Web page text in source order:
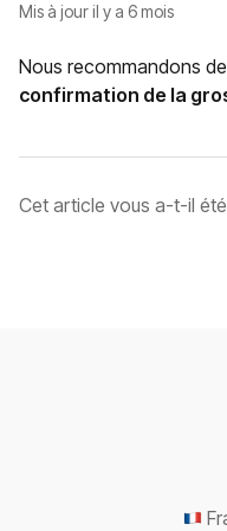
Mis à jouril y a 6 mois
Nous recommandons
confirmation de la
Cet article vous a-t-il